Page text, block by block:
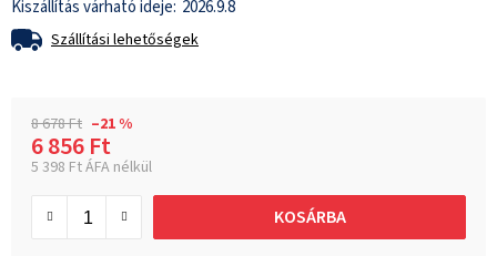
2026.9.8
Szállítási lehetőségek
8 678 Ft –21 %
6 856 Ft
5 398 Ft ÁFA nélkül
KOSÁRBA